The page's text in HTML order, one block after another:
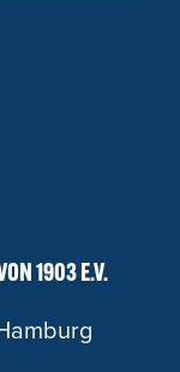
1903 E.V.